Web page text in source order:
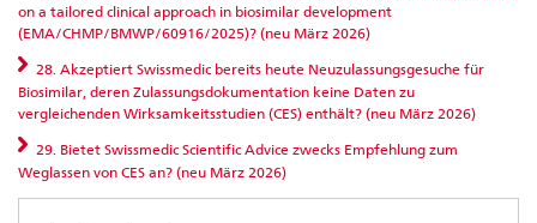
on a tailored clinical approach in biosimilar development
(EMA/CHMP/BMWP/60916/2025)? (neu März 2026)
28. Akzeptiert Swissmedic bereits heute Neuzulassungsgesuche für
Biosimilar, deren Zulassungsdokumentation keine Daten zu
vergleichenden Wirksamkeitsstudien (CES) enthält? (neu März 2026)
29. Bietet Swissmedic Scientific Advice zwecks Empfehlung zum
Weglassen von CES an? (neu März 2026)